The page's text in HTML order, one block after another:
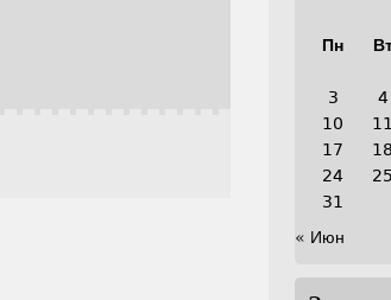
Пн
3
4
10
11
17
18
24
25
31
« Июн